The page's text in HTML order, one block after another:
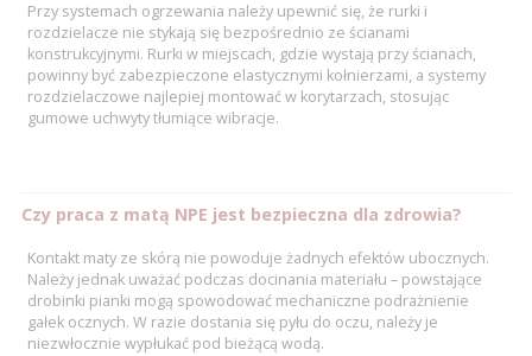
Przy systemach ogrzewania należy upewnić się, że rurki i
rozdzielacze nie stykają się bezpośrednio ze ścianami
konstrukcyjnymi. Rurki w miejscach, gdzie wystają przy ścianach,
powinny być zabezpieczone elastycznymi kołnierzami, a systemy
rozdzielaczowe najlepiej montować w korytarzach, stosując
gumowe uchwyty tłumiące wibracje.
Czy praca z matą NPE jest bezpieczna dla zdrowia?
Kontakt maty ze skórą nie powoduje żadnych efektów ubocznych.
Należy jednak uważać podczas docinania materiału – powstające
drobinki pianki mogą spowodować mechaniczne podrażnienie
gałek ocznych. W razie dostania się pyłu do oczu, należy je
niezwłocznie wypłukać pod bieżącą wodą.